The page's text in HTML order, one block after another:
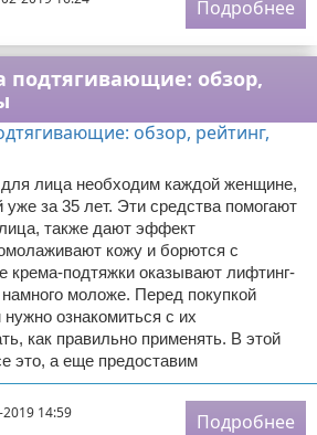
Подробнее
подтягивающие: обзор,
лица необходим каждой женщине,
уже за 35 лет. Эти средства помогают
также дают эффект
кожу и борются с
крема-подтяжки оказывают лифтинг-
моложе. Перед покупкой
ознакомиться с их
как правильно применять. В этой
это, а еще предоставим
14:59
Подробнее